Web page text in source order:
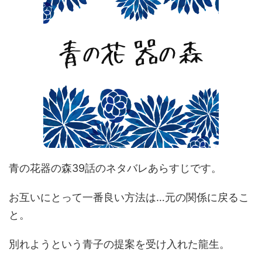
青の花器の森39話のネタバレあらすじです。
お互いにとって一番良い方法は…元の関係に戻るこ
と。
別れようという青子の提案を受け入れた龍生。